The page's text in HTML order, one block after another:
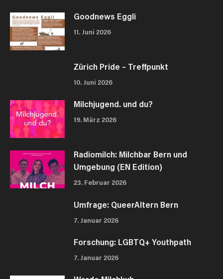
Goodnews Eggli
11. Juni 2026
Zürich Pride – Treffpunkt
10. Juni 2026
Milchjugend. und du?
19. März 2026
Radiomilch: Milchbar Bern und
Umgebung (EN Edition)
23. Februar 2026
Umfrage: QueerAltern Bern
7. Januar 2026
Forschung: LGBTQ+ Youthpath
7. Januar 2026